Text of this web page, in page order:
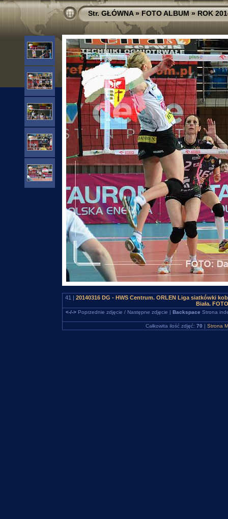
Str. GŁÓWNA»FOTO ALBUM»ROK
41 | 20140316 DG - HWS Centrum. ORLEN Liga siatkówki
Biała.
<-/->Poprzednie zdjęcie / Następne zdjęcie | Backspace Strona
Całkowita ilość zdjęć: 70 | Strona